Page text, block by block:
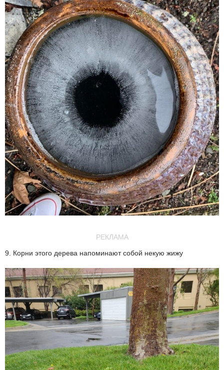
РЕКЛАМА
9. Корни этого дерева напоминают собой некую жижу